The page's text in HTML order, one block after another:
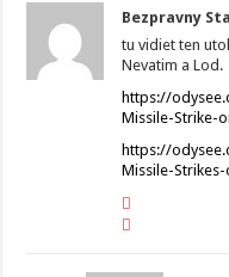
Bezpravny
tu vidiet ten
Nevatim a Lod.
https://
Missile-Strike-
https://
Missile-Strikes-